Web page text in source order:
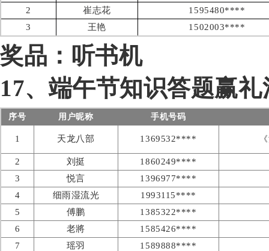
2
崔志花
1595480****
3
王艳 1502003****
奖品：听书机
17、端午节知识答题赢礼
序号 用户昵称 手机号码
1 天龙八部 1369532****
2 刘挺
1860249****
3
悦言
1396977****
4
细雨湿流光
1993115****
5
傅鹏
1385322****
6
老將
1585426****
7
瑶羽
1589888****